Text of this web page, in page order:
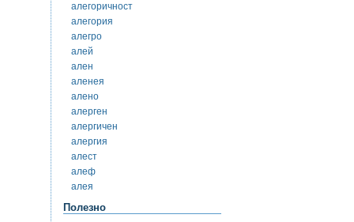
алегоричност
алегория
алегро
алей
ален
аленея
алено
алерген
алергичен
алергия
алест
алеф
алея
Полезно